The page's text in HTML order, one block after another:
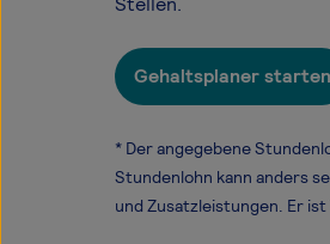
Gehaltsplaner starten
* Der angegebene
Stundenlohn kann anders
und Zusatzleistungen. Er